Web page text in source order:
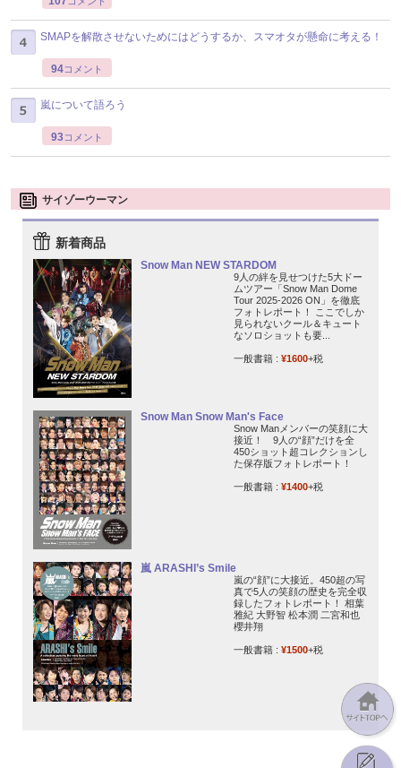
SMAPを解散させないためにはどうするか、スマオタが懸命に考える！
94コメント
嵐について語ろう
93コメント
サイゾーウーマン
新着商品
Snow Man NEW STARDOM
9人の絆を見せつけた5大ドー
ムツアー「Snow Man Dome
Tour 2025-2026 ON」を徹底
フォトレポート！ ここでしか
見られないクール＆キュート
なソロショットも要...
一般書籍 : ¥1600+税
Snow Man Snow Man's Face
Snow Manメンバーの笑顔に大
接近！ 9人の“顔”だけを全
450ショット超コレクションし
た保存版フォトレポート！
一般書籍 : ¥1400+税
嵐 ARASHI’s Smile
嵐の“顔”に大接近。450超の写
真で5人の笑顔の歴史を完全収
録したフォトレポート！ 相葉
雅紀 大野智 松本潤 二宮和也
櫻井翔
一般書籍 : ¥1500+税